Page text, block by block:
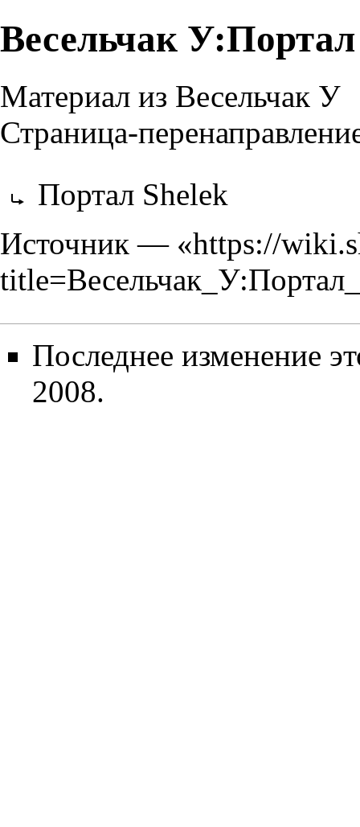
Весельчак
Материал из Весельчак У
Страница-
Портал Shelek
Источник — «https://
Последнее изменение
2008.